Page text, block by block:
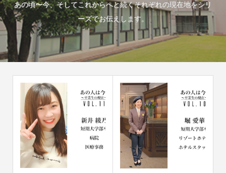
あの頃〜今、そしてこれからへと続くそれぞれの現在地をシリ
ーズでお伝えします。